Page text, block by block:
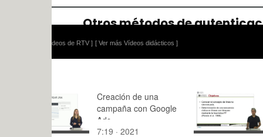
[ Ver más Vídeos didácticos ]
Creación de una
campaña con Google
Ads
7:19 · 2021
Heurística
con
10:52 ·